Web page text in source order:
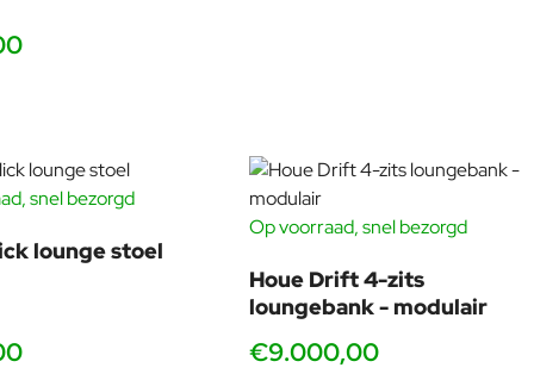
snel bezorgd
lounge stoel
Op voorraad, snel bezorgd
Houe Drift 4-zits
loungebank - modulair
€9.000,00